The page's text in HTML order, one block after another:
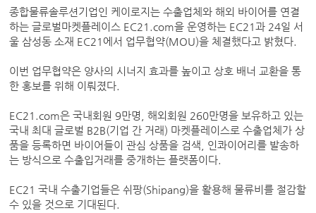
종합물류솔루션기업인 케이로지는 수출업체와 해외 바이어를 연결
하는 글로벌마켓플레이스 EC21.com을 운영하는 EC21과 24일 서
울 삼성동 소재 EC21에서 업무협약(MOU)을 체결했다고 밝혔다.
이번 업무협약은 양사의 시너지 효과를 높이고 상호 배너 교환을 통
한 홍보를 위해 이뤄졌다.
EC21.com은 국내회원 9만명, 해외회원 260만명을 보유하고 있는
국내 최대 글로벌 B2B(기업 간 거래) 마켓플레이스로 수출업체가 상
품을 등록하면 바이어들이 관심 상품을 검색, 인콰이어리를 발송하
는 방식으로 수출입거래를 중개하는 플랫폼이다.
EC21 국내 수출기업들은 쉬팡(Shipang)을 활용해 물류비를 절감할
수 있을 것으로 기대된다.